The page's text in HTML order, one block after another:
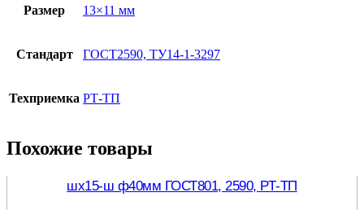
Размер 13×11 мм
Стандарт ГОСТ2590, ТУ14-1-3297
Техприемка РТ-ТП
Похожие товары
шх15-ш ф40мм ГОСТ801, 2590, РТ-ТП